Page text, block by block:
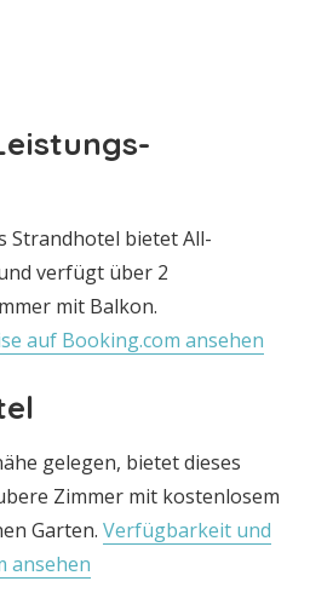
Strandhotel bietet All-
verfügt über 2
mit Balkon.
auf Booking.com ansehen
gelegen, bietet dieses
Zimmer mit kostenlosem
Garten. Verfügbarkeit und
ansehen